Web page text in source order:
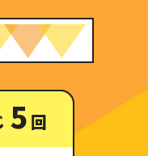
5 回